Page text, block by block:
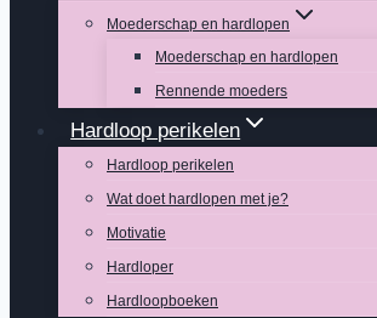
Moederschap en hardlopen
Moederschap en hardlopen
Rennende moeders
Hardloop perikelen
Hardloop perikelen
Wat doet hardlopen met je?
Motivatie
Hardloper
Hardloopboeken